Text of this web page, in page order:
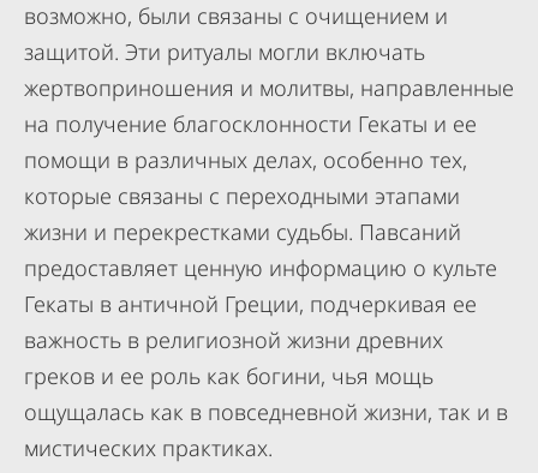
возможно, были связаны с очищением и
защитой. Эти ритуалы могли включать
жертвоприношения и молитвы, направленные
на получение благосклонности Гекаты и ее
помощи в различных делах, особенно тех,
которые связаны с переходными этапами
жизни и перекрестками судьбы. Павсаний
предоставляет ценную информацию о культе
Гекаты в античной Греции, подчеркивая ее
важность в религиозной жизни древних
греков и ее роль как богини, чья мощь
ощущалась как в повседневной жизни, так и в
мистических практиках.